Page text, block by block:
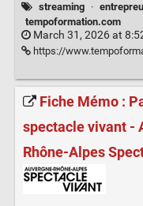
streaming ·
tempoformation.com
March 31, 2026 at
https://www.tempoformation.com/2026/03/30/
Fiche Mémo :
spectacle vivant -
Rhône-Alpes